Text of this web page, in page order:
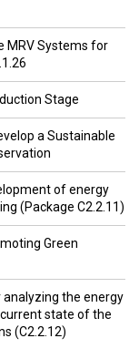
MRV Systems for
Stage
a Sustainable
of energy
(Package C2.2.11)
Green
the energy
state of the
(C2.2.12)